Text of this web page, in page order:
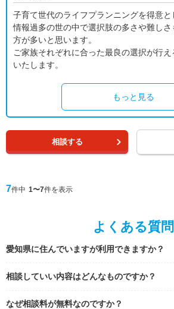
子育て世代のライフプランニングを得意と
情報過多の世の中で選択肢の多さや難しさ
方が多いと思います。
ご家族それぞれに合った最良の選択が行
いたします。
もっと見る
相談する
7件中 1〜7件を表示
よくある質問
愛知県に住んでいますが利用できますか？
相談していい内容はどんなものですか？
なぜ相談料が無料なのですか？